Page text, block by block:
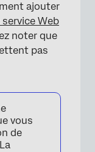
ajouter
Web
noter que
pas
vous
de